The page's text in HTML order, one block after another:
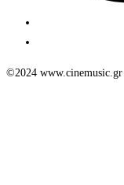
©2024 www.cinemusic.gr